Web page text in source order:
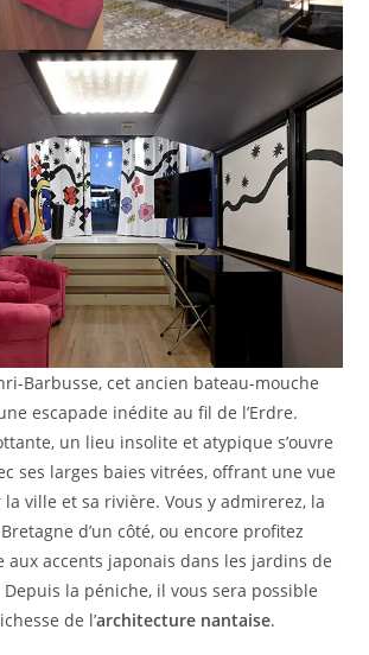
Barbusse, cet ancien bateau-mouche
escapade inédite au fil de l’Erdre.
un lieu insolite et atypique s’ouvre
ses larges baies vitrées, offrant une vue
ville et sa rivière. Vous y admirerez, la
d’un côté, ou encore profitez
aux accents japonais dans les jardins de
Depuis la péniche, il vous sera possible
de l’architecture nantaise.